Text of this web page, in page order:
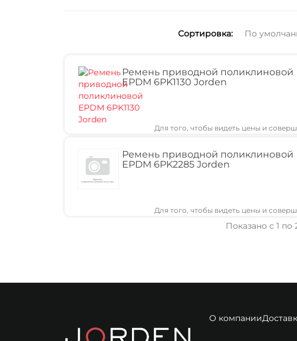
По
Ремень приводной поликлиновой
EPDM 6PK1130 Jorden
Для того, чтобы видеть цены и
Ремень приводной поликлиновой
EPDM 6PK2285 Jorden
Для того, чтобы видеть цены и
Показано с 1 по
О компании